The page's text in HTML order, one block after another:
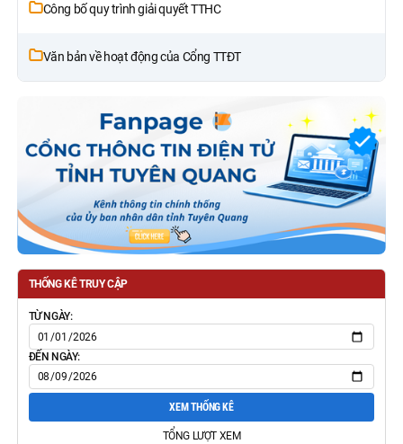
Công bố quy trình giải quyết TTHC
Văn bản về hoạt động của Cổng TTĐT
THỐNG KÊ TRUY CẬP
TỪ NGÀY:
ĐẾN NGÀY:
XEM THỐNG KÊ
TỔNG LƯỢT XEM